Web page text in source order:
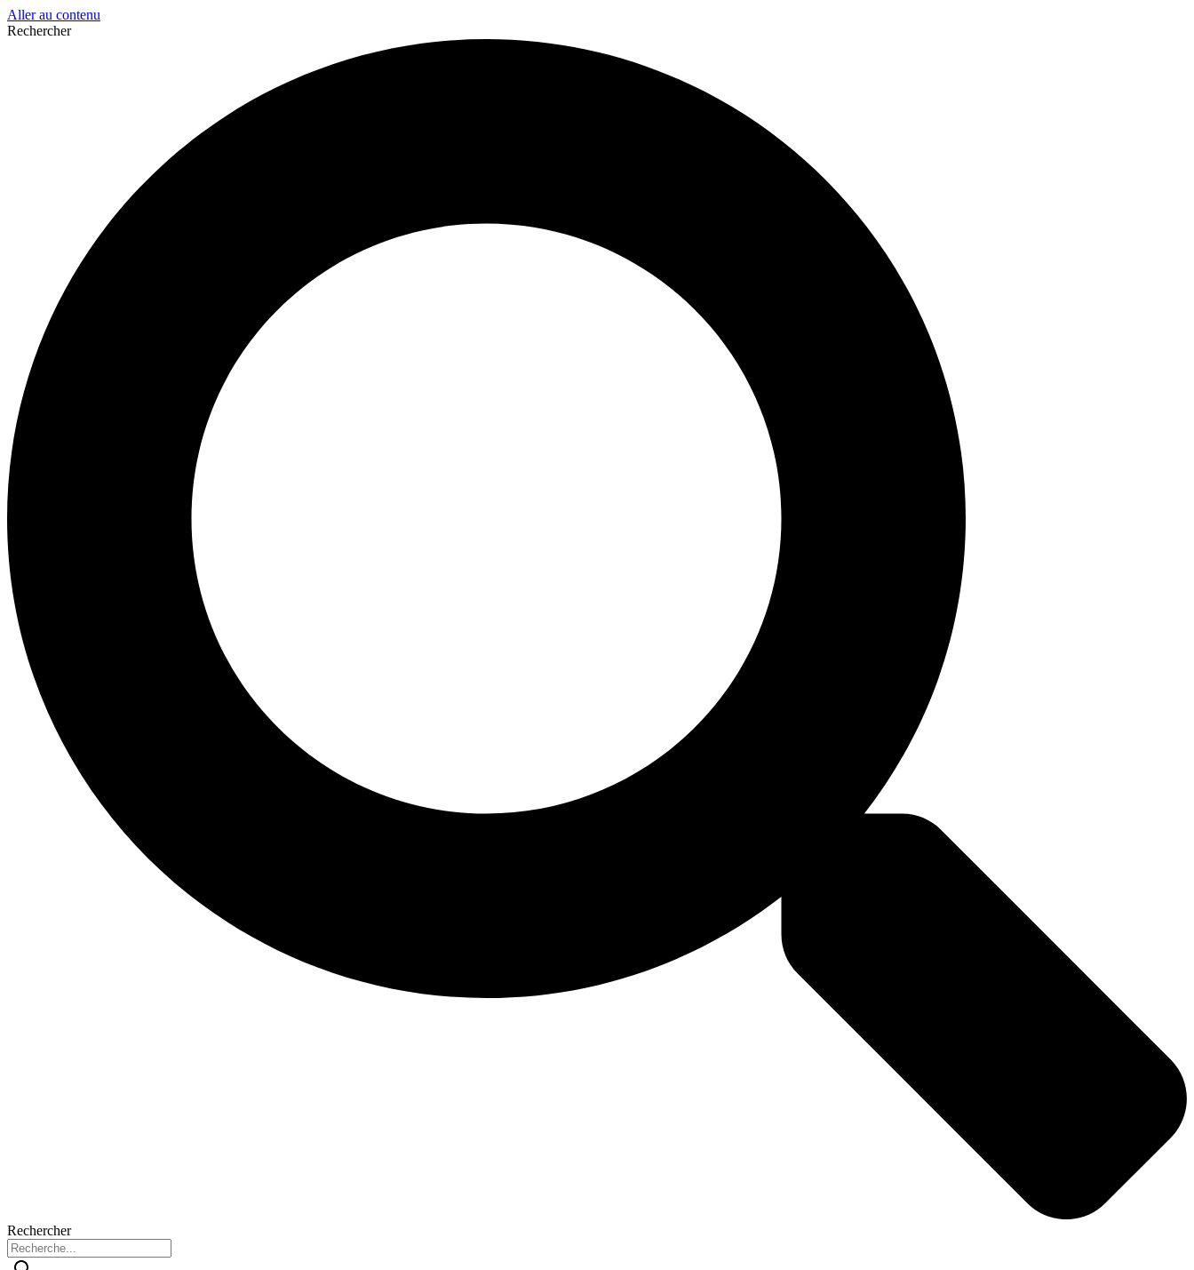
Aller au contenu
Rechercher
Rechercher